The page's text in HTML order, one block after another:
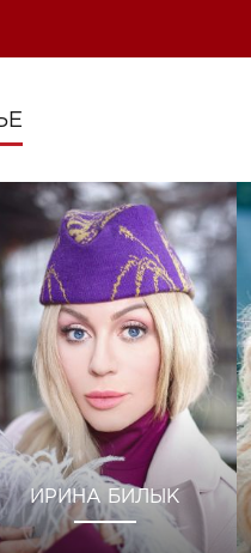
ИРИНА БИЛЫК